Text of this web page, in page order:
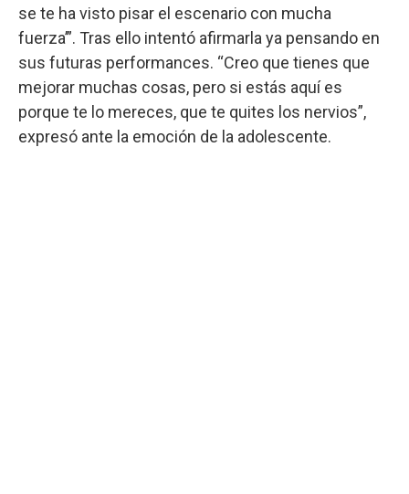
se te ha visto pisar el escenario con mucha
fuerza’”. Tras ello intentó afirmarla ya pensando en
sus futuras performances. “Creo que tienes que
mejorar muchas cosas, pero si estás aquí es
porque te lo mereces, que te quites los nervios”,
expresó ante la emoción de la adolescente.